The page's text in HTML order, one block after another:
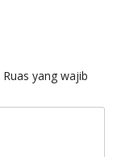
Ruas yang wajib